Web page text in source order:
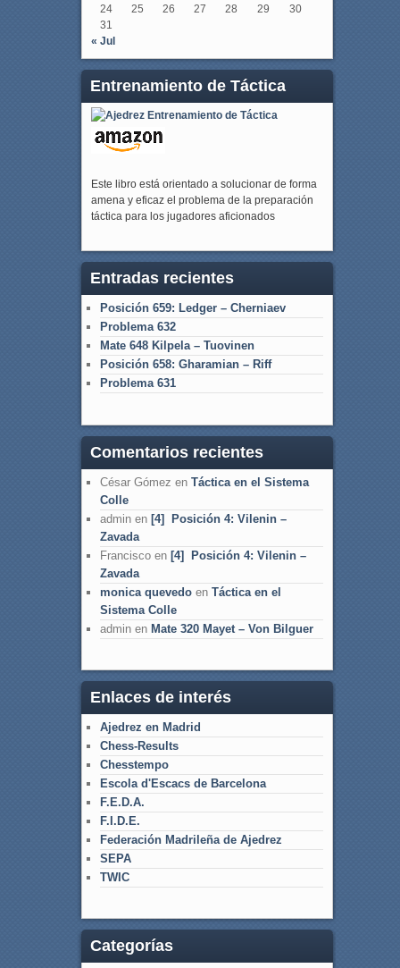
24
25 26 27 28 29
30
31
« Jul
Entrenamiento de Táctica
Este libro está orientado a solucionar de forma
amena y eficaz el problema de la preparación
táctica para los jugadores aficionados
Entradas recientes
Posición 659: Ledger – Cherniaev
Problema 632
Mate 648 Kilpela – Tuovinen
Posición 658: Gharamian – Riff
Problema 631
Comentarios recientes
César Gómez en Táctica en el Sistema
Colle
adminen [4] Posición 4: Vilenin –
Zavada
Franciscoen [4] Posición 4: Vilenin –
Zavada
monica quevedoen Táctica en el
Sistema Colle
adminen Mate 320 Mayet – Von Bilguer
Enlaces de interés
Ajedrez en Madrid
Chess-Results
Chesstempo
Escola d'Escacs de Barcelona
F.E.D.A.
F.I.D.E.
Federación Madrileña de Ajedrez
SEPA
TWIC
Categorías